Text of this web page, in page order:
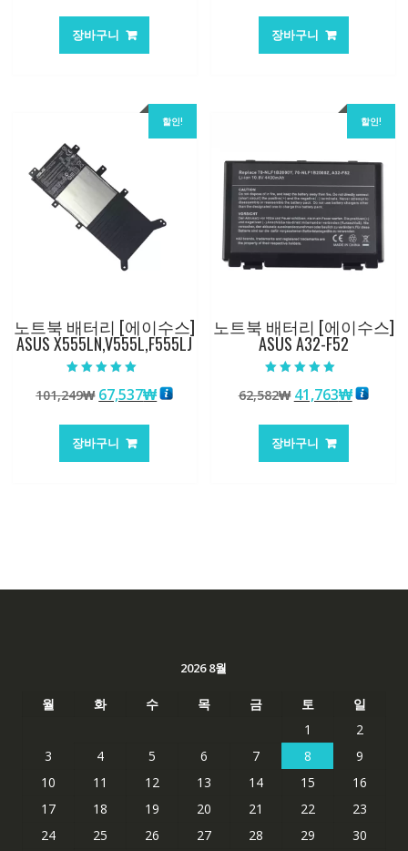
가
격:
장바구니
가
격:
장바구니
할인!
노트북 배터리 [에이수스]
ASUS X555LN,V555L,F555LJ
5.00
로 평가됨
101,249₩ 원
가
격:
67,537₩현
장바구니
할인!
노트북 배터리 [에이수스]
ASUS A32-F52
5.00
로 평가됨
62,582₩ 원
가
격:
41,763₩현
장바구니
2026 8월
월 화 수 목 금 토
일
1
2
3
4 5 6 7 8
9
10
11 12 13 14 15
16
17
18 19 20 21 22
23
24
25 26 27 28 29
30